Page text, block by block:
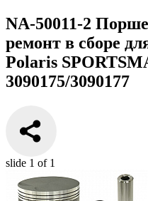
NA-50011-2
ремонт в сборе
Polaris
3090175/3090177
slide 1 of 1